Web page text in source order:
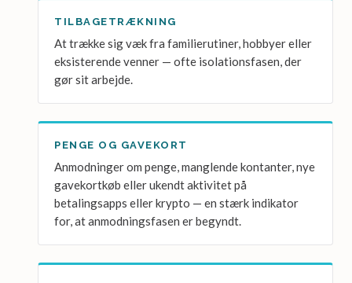
TILBAGETRÆKNING
At trække sig væk fra familierutiner, hobbyer eller
eksisterende venner — ofte isolationsfasen, der
gør sit arbejde.
PENGE OG GAVEKORT
Anmodninger om penge, manglende kontanter, nye
gavekortkøb eller ukendt aktivitet på
betalingsapps eller krypto — en stærk indikator
for, at anmodningsfasen er begyndt.